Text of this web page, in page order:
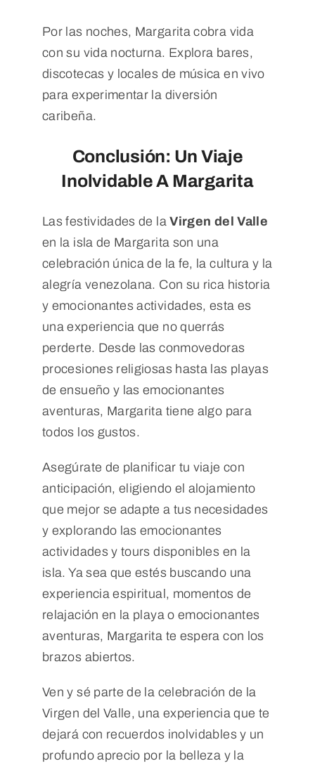
Por las noches, Margarita cobra vida
con su vida nocturna. Explora bares,
discotecas y locales de música en vivo
para experimentar la diversión
caribeña.
Conclusión: Un Viaje
Inolvidable A Margarita
Las festividades de laVirgen del Valle
en la isla de Margarita son una
celebración única de la fe, la cultura y la
alegría venezolana. Con su rica historia
y emocionantes actividades, esta es
una experiencia que no querrás
perderte. Desde las conmovedoras
procesiones religiosas hasta las playas
de ensueño y las emocionantes
aventuras, Margarita tiene algo para
todos los gustos.
Asegúrate de planificar tu viaje con
anticipación, eligiendo el alojamiento
que mejor se adapte a tus necesidades
y explorando las emocionantes
actividades y tours disponibles en la
isla. Ya sea que estés buscando una
experiencia espiritual, momentos de
relajación en la playa o emocionantes
aventuras, Margarita te espera con los
brazos abiertos.
Ven y sé parte de la celebración de la
Virgen del Valle, una experiencia que te
dejará con recuerdos inolvidables y un
profundo aprecio por la belleza y la